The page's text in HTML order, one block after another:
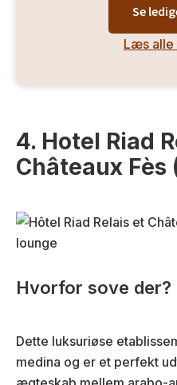
Se
Læs alle
4. Hotel Riad
Châteaux Fès
Hvorfor sove der?
Dette luksuriøse
medina og er et perfekt